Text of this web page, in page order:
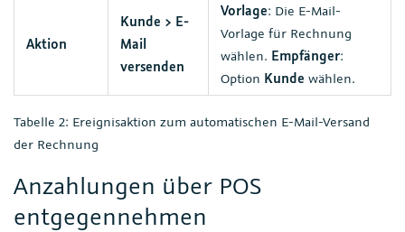
Aktion
Kunde > E-
Mail
versenden
Vorlage: Die E-Mail-
Vorlage für Rechnung
wählen. Empfänger:
Option Kunde wählen.
Tabelle 2: Ereignisaktion zum automatischen E-Mail-Versand
der Rechnung
Anzahlungen über POS
entgegennehmen